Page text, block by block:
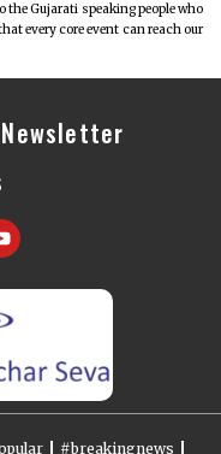
the Gujarati speaking people who
every core event can reach our
#breakingnews